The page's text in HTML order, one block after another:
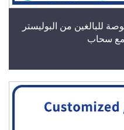
مرتبة بالحجم الملكي 12 بوصة للبالغين من البوليستر
مع سحاب